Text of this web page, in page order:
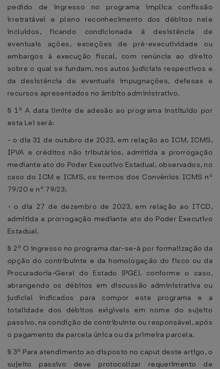
pedido de ingresso no programa implica confissão
irretratável e pleno reconhecimento dos débitos nele
incluídos, ficando condicionada à desistência de
eventuais ações, exceções de pré-executividade ou
embargos à execução fiscal, com renúncia ao direito
sobre o qual se fundam, nos autos judiciais respectivos e
da desistência de eventuais impugnações, defesas e
recursos apresentados no âmbito administrativo.
§ 1º A data limite de adesão ao programa instituído por
esta Lei será:
- o dia 31 de outubro de 2023, em relação ao ICM, ICMS,
IPVA e créditos não tributários, admitida a prorrogação
mediante ato do Poder Executivo Estadual, observados, no
caso do ICM e ICMS, os termos dos Convênios ICMS nº
79/20 e nº 79/23;
- o dia 27 de dezembro de 2023, em relação ao ITCD,
admitida a prorrogação mediante ato do Poder Executivo
Estadual.
§ 2º O ingresso no programa dar-se-á por formalização da
opção do contribuinte e da homologação do fisco ou da
Procuradoria-Geral do Estado (PGE), conforme o caso,
abrangendo os débitos em discussão administrativa ou
judicial indicados para compor este programa e a
totalidade dos débitos exigíveis em nome do sujeito
passivo, na condição de contribuinte ou responsável, após
o pagamento da parcela única ou da primeira parcela.
§ 3º Para atendimento ao disposto no caput deste artigo, o
sujeito passivo deve protocolizar requerimento de